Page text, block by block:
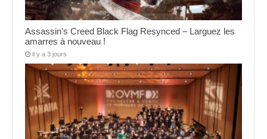
Assassin’s Creed Black Flag Resynced – Larguez les
amarres à nouveau !
il y a 3 jours